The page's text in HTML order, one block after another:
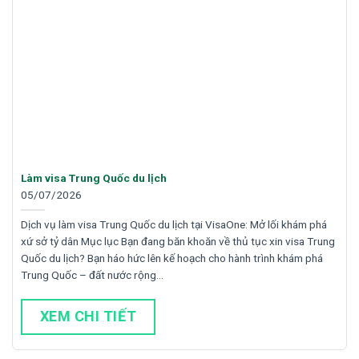
Làm visa Trung Quốc du lịch
05/07/2026
Dịch vụ làm visa Trung Quốc du lịch tại VisaOne: Mở lối khám phá
xứ sở tỷ dân Mục lục Bạn đang băn khoăn về thủ tục xin visa Trung
Quốc du lịch? Bạn háo hức lên kế hoạch cho hành trình khám phá
Trung Quốc – đất nước rộng…
XEM CHI TIẾT